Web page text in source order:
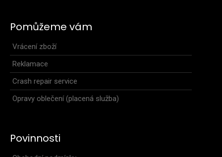
Pomůžeme vám
Vrácení zboží
Reklamace
Crash repair service
Opravy oblečení (placená služba)
Povinnosti